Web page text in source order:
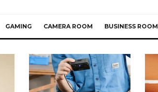
GAMING CAMERA ROOM BUSINESS ROOM